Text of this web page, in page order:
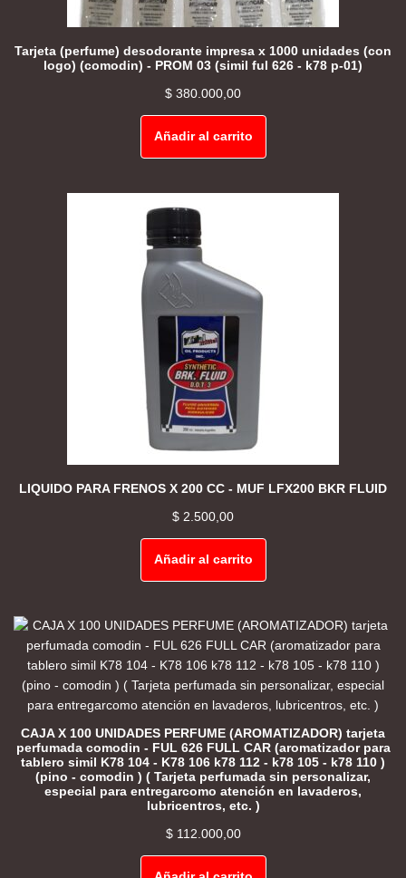
Tarjeta (perfume) desodorante impresa x 1000 unidades (con
logo) (comodin) - PROM 03 (simil ful 626 - k78 p-01)
$ 380.000,00
Añadir al carrito
LIQUIDO PARA FRENOS X 200 CC - MUF LFX200 BKR FLUID
$ 2.500,00
Añadir al carrito
CAJA X 100 UNIDADES PERFUME (AROMATIZADOR) tarjeta
perfumada comodin - FUL 626 FULL CAR (aromatizador para
tablero simil K78 104 - K78 106 k78 112 - k78 105 - k78 110 )
(pino - comodin ) ( Tarjeta perfumada sin personalizar,
especial para entregarcomo atención en lavaderos,
lubricentros, etc. )
$112.000,00